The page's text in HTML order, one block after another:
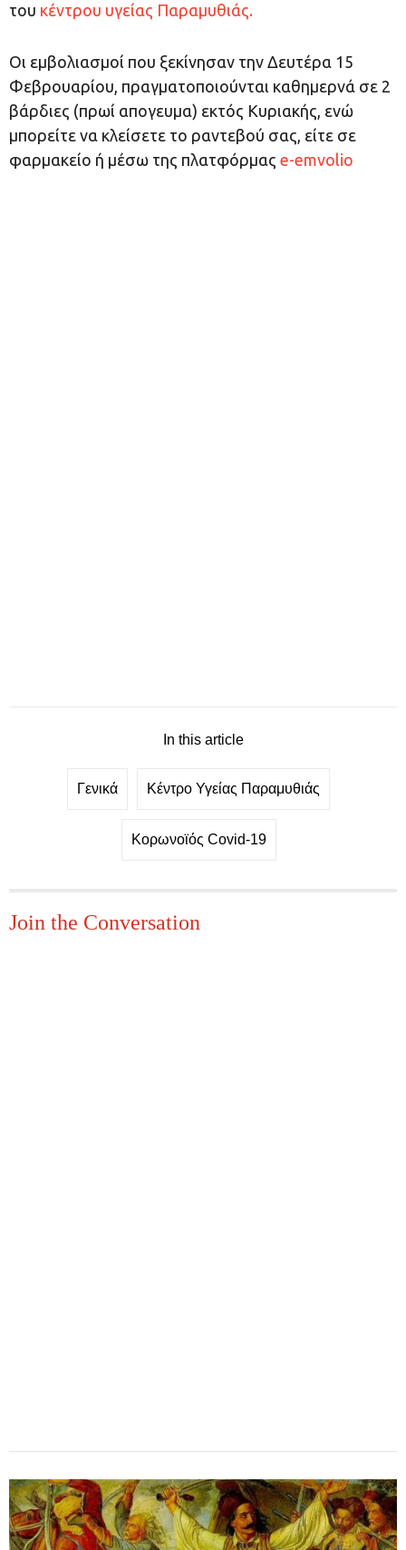
του κέντρου υγείας Παραμυθιάς.
Οι εμβολιασμοί που ξεκίνησαν την Δευτέρα 15
Φεβρουαρίου, πραγματοποιούνται καθημερνά σε 2
βάρδιες (πρωί απογευμα) εκτός Κυριακής, ενώ
μπορείτε να κλείσετε το ραντεβού σας, είτε σε
φαρμακείο ή μέσω της πλατφόρμας e-emvolio
In this article
Γενικά Κέντρο Υγείας Παραμυθιάς
Κορωνοϊός Covid-19
Join the Conversation